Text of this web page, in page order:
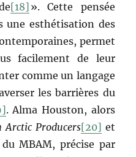
[18] ». Cette pensée
une esthétisation des
permet
facilement de leur
comme un langage
les barrières du
. Alma Houston, alors
Arctic Producers[20] et
MBAM, précise par